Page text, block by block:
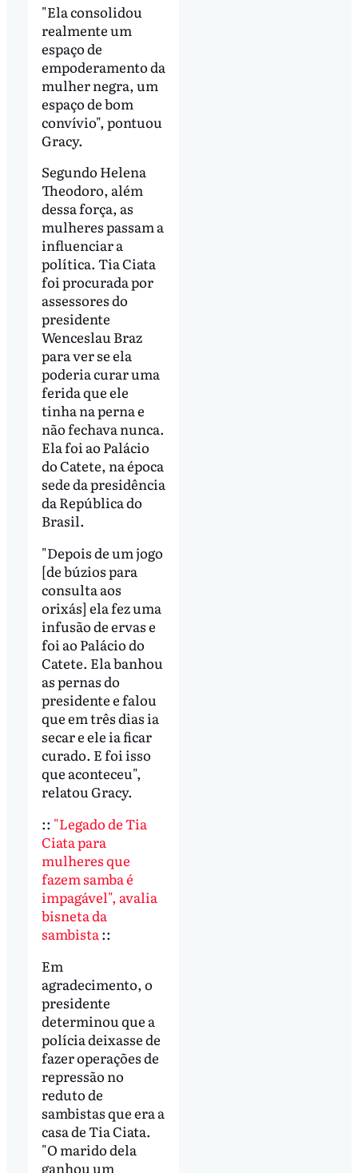
"Ela consolidou
realmente um
espaço de
empoderamento da
mulher negra, um
espaço de bom
convívio", pontuou
Gracy.
Segundo Helena
Theodoro, além
dessa força, as
mulheres passam a
influenciar a
política. Tia Ciata
foi procurada por
assessores do
presidente
Wenceslau Braz
para ver se ela
poderia curar uma
ferida que ele
tinha na perna e
não fechava nunca.
Ela foi ao Palácio
do Catete, na época
sede da presidência
da República do
Brasil.
"Depois de um jogo
[de búzios para
consulta aos
orixás] ela fez uma
infusão de ervas e
foi ao Palácio do
Catete. Ela banhou
as pernas do
presidente e falou
que em três dias ia
secar e ele ia ficar
curado. E foi isso
que aconteceu",
relatou Gracy.
:: "Legado de Tia
Ciata para
mulheres que
fazem samba é
impagável", avalia
bisneta da
sambista::
Em
agradecimento, o
presidente
determinou que a
polícia deixasse de
fazer operações de
repressão no
reduto de
sambistas que era a
casa de Tia Ciata.
"O marido dela
ganhou um